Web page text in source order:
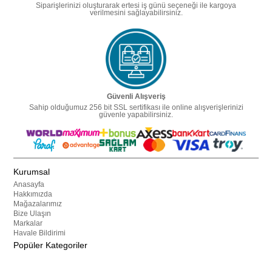
Siparişlerinizi oluşturarak ertesi iş günü seçeneği ile kargoya
verilmesini sağlayabilirsiniz.
Güvenli Alışveriş
Sahip olduğumuz 256 bit SSL sertifikası ile online alışverişlerinizi
güvenle yapabilirsiniz.
Kurumsal
Anasayfa
Hakkımızda
Mağazalarımız
Bize Ulaşın
Markalar
Havale Bildirimi
Popüler Kategoriler